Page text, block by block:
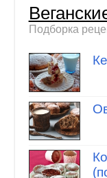
Подборка